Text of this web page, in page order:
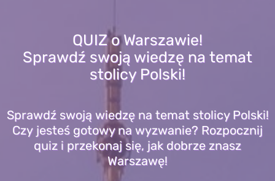
QUIZ o Warszawie!
Sprawdź swoją wiedzę na temat
stolicy Polski!
Sprawdź swoją wiedzę na temat stolicy Polski!
Czy jesteś gotowy na wyzwanie? Rozpocznij
quiz i przekonaj się, jak dobrze znasz
Warszawę!